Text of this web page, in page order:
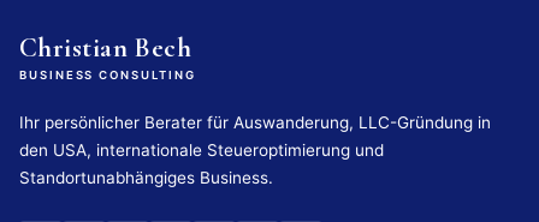
Christian Bech
BUSINESS CONSULTING
Ihr persönlicher Berater für Auswanderung, LLC-Gründung in
den USA, internationale Steueroptimierung und
Standortunabhängiges Business.